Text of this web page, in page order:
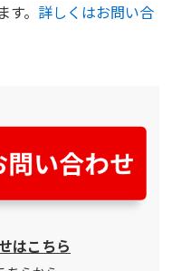
。 詳しくはお問い合
はこちら